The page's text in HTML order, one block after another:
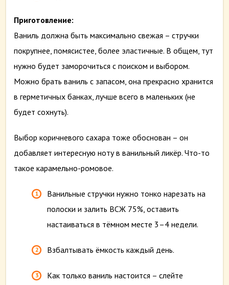
Приготовление:
Ваниль должна быть максимально свежая – стручки
покрупнее, помясистее, более эластичные. В общем, тут
нужно будет заморочиться с поиском и выбором.
Можно брать ваниль с запасом, она прекрасно хранится
в герметичных банках, лучше всего в маленьких (не
будет сохнуть).
Выбор коричневого сахара тоже обоснован – он
добавляет интересную ноту в ванильный ликёр. Что-то
такое карамельно-ромовое.
Ванильные стручки нужно тонко нарезать на
полоски и залить ВСЖ 75%, оставить
настаиваться в тёмном месте 3–4 недели.
Взбалтывать ёмкость каждый день.
Как только ваниль настоится – слейте